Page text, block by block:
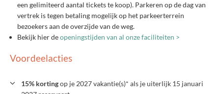
een gelimiteerd aantal tickets te koop). Parkeren op de dag van
vertrek is tegen betaling mogelijk op het parkeerterrein
bezoekers aan de overzijde van de weg.
Bekijk hier deopeningstijden van al onze faciliteiten >
Voordeelacties
15% kortingop je 2027 vakantie(s)* als je uiterlijk 15 januari